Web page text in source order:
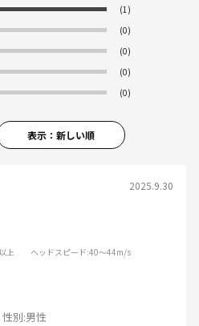
(1)
(0)
(0)
(0)
(0)
表示：新しい順
2025.9.30
上 ヘッドスピード:40～44m/s
性別:男性